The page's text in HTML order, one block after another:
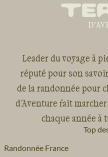
Leader du voyage à
réputé pour son
de la randonnée pour
d'Aventure fait
chaque année à
Top
Randonnée France